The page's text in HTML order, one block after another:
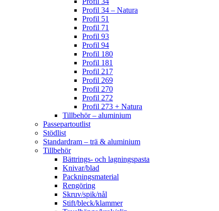
Profil 34 – Natura
Profil 51
Profil 71
Profil 93
Profil 94
Profil 180
Profil 181
Profil 217
Profil 269
Profil 270
Profil 272
Profil 273 + Natura
Tillbehör – aluminium
Passepartoutlist
Stödlist
Standardram – trä & aluminium
Tillbehör
Bättrings- och lagningspasta
Knivar/blad
Packningsmaterial
Rengöring
Skruv/spik/nål
Stift/bleck/klammer